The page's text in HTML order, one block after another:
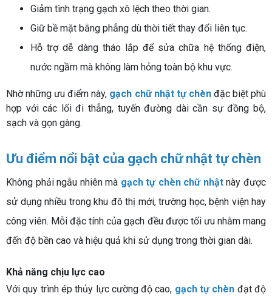
Giảm tình trạng gạch xô lệch theo thời gian.
Giữ bề mặt bằng phẳng dù thời tiết thay đổi liên tục.
Hỗ trợ dễ dàng tháo lắp để sửa chữa hệ thống điện,
nước ngầm mà không làm hỏng toàn bộ khu vực.
Nhờ những ưu điểm này, gạch chữ nhật tự chènđặc biệt phù
hợp với các lối đi thẳng, tuyến đường dài cần sự đồng bộ,
sạch và gọn gàng.
Ưu điểm nổi bật của gạch chữ nhật tự chèn
Không phải ngẫu nhiên mà gạch tự chèn chữ nhậtnày được
sử dụng nhiều trong khu đô thị mới, trường học, bệnh viện hay
công viên. Mỗi đặc tính của gạch đều được tối ưu nhằm mang
đến độ bền cao và hiệu quả khi sử dụng trong thời gian dài.
Khả năng chịu lực cao
Với quy trình ép thủy lực cường độ cao, gạch tự chèn đạt độ